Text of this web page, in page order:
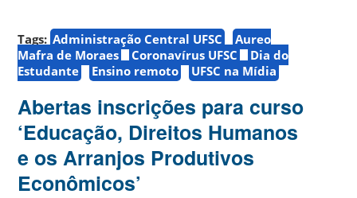
Tags: Administração Central UFSC
Aureo
Mafra de Moraes
Coronavírus UFSC
Dia do
Estudante
Ensino remoto UFSC na Mídia
Abertas inscrições para curso
‘Educação, Direitos Humanos
e os Arranjos Produtivos
Econômicos’